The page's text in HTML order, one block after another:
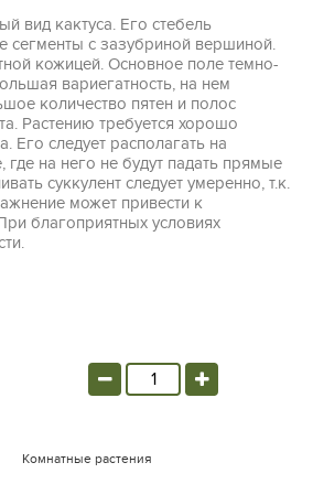
вид кактуса. Его стебель
сегменты с зазубриной вершиной.
кожицей. Основное поле темно-
вариегатность, на нем
количество пятен и полос
Растению требуется хорошо
Его следует располагать на
где на него не будут падать прямые
суккулент следует умеренно, т.к.
может привести к
благоприятных условиях
Комнатные растения